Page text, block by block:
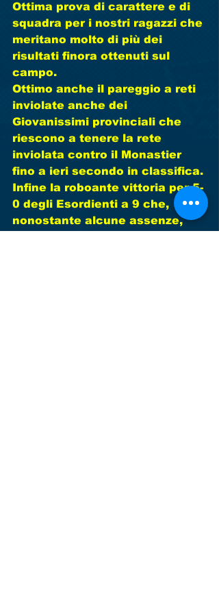
Ottima prova di carattere e di
squadra per i nostri ragazzi che
meritano molto di più dei
risultati finora ottenuti sul
campo.
Ottimo anche il pareggio a reti
inviolate anche dei
Giovanissimi provinciali che
riescono a tenere la rete
inviolata contro il Monastier
fino a ieri secondo in classifica.
Infine la roboante vittoria per 5-
0 degli Esordienti a 9 che,
nonostante alcune assenze,